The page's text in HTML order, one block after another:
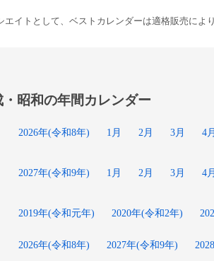
エイトとして、ベストカレンダーは適格販売によ
昭和の年間カレンダー
2026年(令和8年) 1月 2月 3月 4月
2027年(令和9年) 1月 2月 3月 4月
2019年(令和元年) 2020年(令和2年)
2026年(令和8年) 2027年(令和9年)